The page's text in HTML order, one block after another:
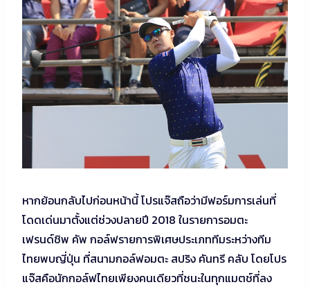
หากย้อนกลับไปก่อนหน้านี้ โปรแจ๊สถือว่ามีฟอร์มการเล่นที่
โดดเด่นมาตั้งแต่ช่วงปลายปี 2018 ในรายการอมตะ
เฟรนด์ชิพ คัพ กอล์ฟรายการพิเศษประเภททีมระหว่างทีม
ไทยพบญี่ปุ่น ที่สนามกอล์ฟอมตะ สปริง คันทรี คลับ โดยโปร
แจ๊สคือนักกอล์ฟไทยเพียงคนเดียวที่ชนะในทุกแมตช์ที่ลง